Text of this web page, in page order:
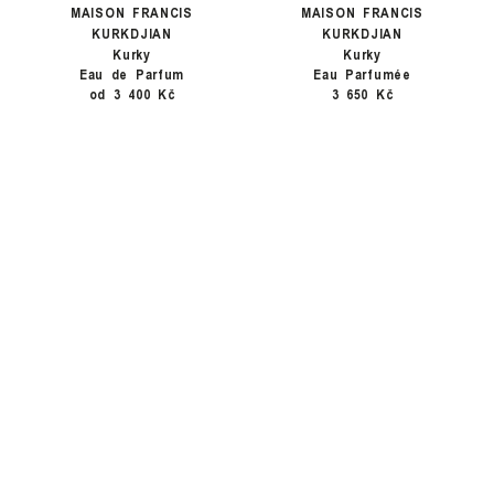
MAISON FRANCIS
KURKDJIAN
Kurky
Eau de Parfum
od 3 400 Kč
MAISON FRANCIS
KURKDJIAN
Kurky
Eau Parfumée
3 650 Kč